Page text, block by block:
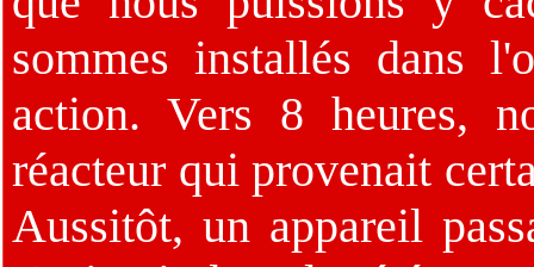
sommes installés dans
action. Vers 8 heures,
réacteur qui provenait
Aussitôt, un appareil